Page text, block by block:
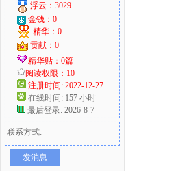
浮云：3029
金钱：0
精华：0
贡献：0
精华贴：0篇
阅读权限：10
注册时间: 2022-12-27
在线时间: 157 小时
最后登录: 2026-8-7
联系方式:
发消息